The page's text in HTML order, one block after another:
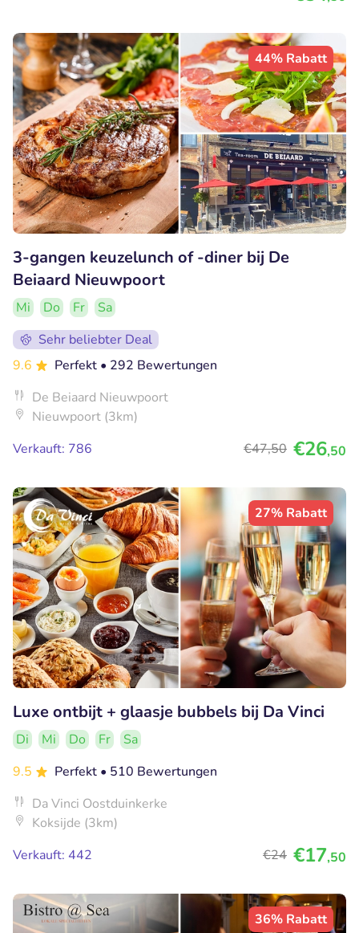
44% Rabatt
3-gangen keuzelunch of -diner bij De
Beiaard Nieuwpoort
Mi Do Fr
Sa
Sehr beliebter Deal
9.6
Perfekt • 292 Bewertungen
De Beiaard Nieuwpoort
Nieuwpoort (3km)
Verkauft: 786
€47,50 €26,50
27% Rabatt
Luxe ontbijt + glaasje bubbels bij Da Vinci
Di Mi Do Fr
Sa
9.5
Perfekt • 510 Bewertungen
Da Vinci Oostduinkerke
Koksijde (3km)
Verkauft: 442
€24 €17,50
36% Rabatt